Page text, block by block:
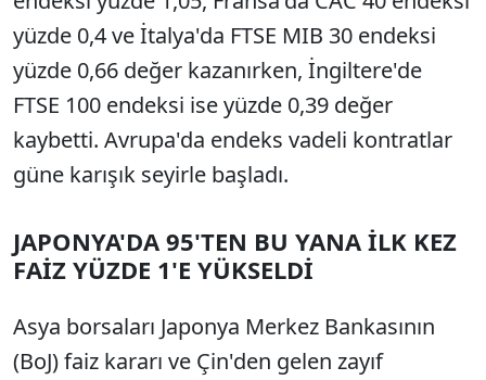
yüzde 0,4 ve İtalya'da FTSE MIB 30 endeksi
yüzde 0,66 değer kazanırken, İngiltere'de
FTSE 100 endeksi ise yüzde 0,39 değer
kaybetti. Avrupa'da endeks vadeli kontratlar
güne karışık seyirle başladı.
JAPONYA'DA 95'TEN BU YANA İLK KEZ
FAİZ YÜZDE 1'E YÜKSELDİ
Asya borsaları Japonya Merkez Bankasının
(BoJ) faiz kararı ve Çin'den gelen zayıf